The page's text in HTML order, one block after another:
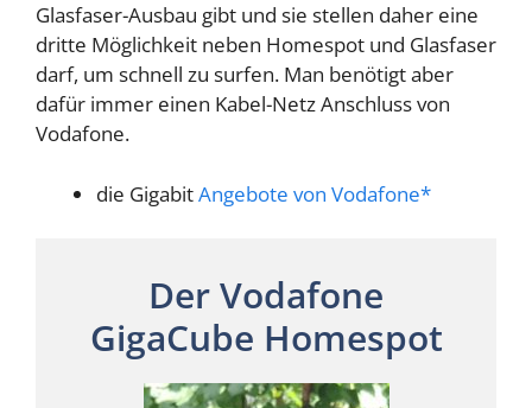
Glasfaser-Ausbau gibt und sie stellen daher eine
dritte Möglichkeit neben Homespot und Glasfaser
darf, um schnell zu surfen. Man benötigt aber
dafür immer einen Kabel-Netz Anschluss von
Vodafone.
die GigabitAngebote von Vodafone*
Der Vodafone
GigaCube Homespot